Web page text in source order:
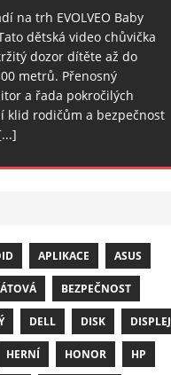
na trh EVOLVEO Baby
dětská video chůvička
dozor dítěte až do
metrů. Přenosný
a řada pokročilých
klid rodičům a bezpečnost
APLIKACE ASUS
BEZPEČNOST
DELL DISK DISPLEJ
HERNÍ HONOR HP